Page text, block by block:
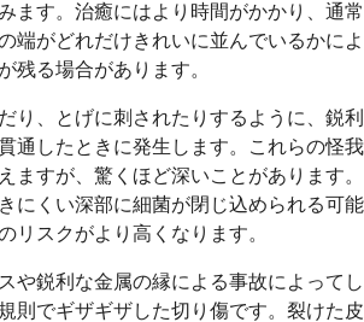
ます。治癒にはより時間がかかり、通常
端がどれだけきれいに並んでいるかによ
残る場合があります。
り、とげに刺されたりするように、鋭利
通したときに発生します。これらの怪我
ますが、驚くほど深いことがあります。
にくい深部に細菌が閉じ込められる可能
リスクがより高くなります。
や鋭利な金属の縁による事故によってし
則でギザギザした切り傷です。裂けた皮